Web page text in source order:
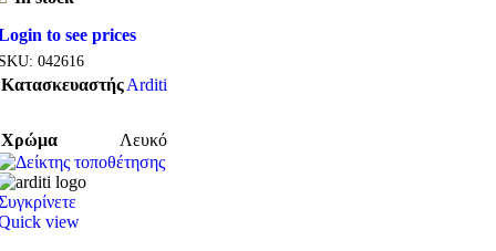
to see prices
042616
ΚατασκευαστήςArditi
Χρώμα Λευκό
view